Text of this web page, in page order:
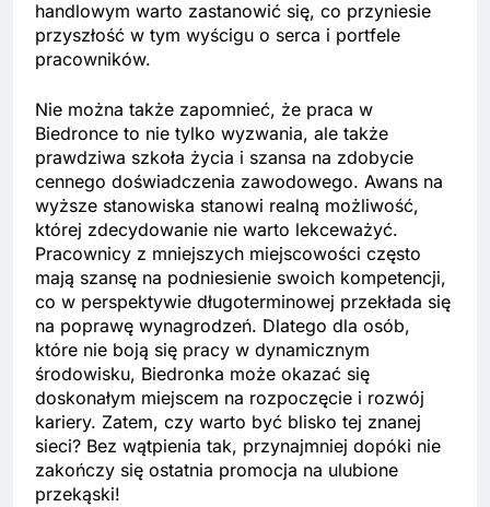
handlowym warto zastanowić się, co przyniesie
przyszłość w tym wyścigu o serca i portfele
pracowników.
Nie można także zapomnieć, że praca w
Biedronce to nie tylko wyzwania, ale także
prawdziwa szkoła życia i szansa na zdobycie
cennego doświadczenia zawodowego. Awans na
wyższe stanowiska stanowi realną możliwość,
której zdecydowanie nie warto lekceważyć.
Pracownicy z mniejszych miejscowości często
mają szansę na podniesienie swoich kompetencji,
co w perspektywie długoterminowej przekłada się
na poprawę wynagrodzeń. Dlatego dla osób,
które nie boją się pracy w dynamicznym
środowisku, Biedronka może okazać się
doskonałym miejscem na rozpoczęcie i rozwój
kariery. Zatem, czy warto być blisko tej znanej
sieci? Bez wątpienia tak, przynajmniej dopóki nie
zakończy się ostatnia promocja na ulubione
przekąski!